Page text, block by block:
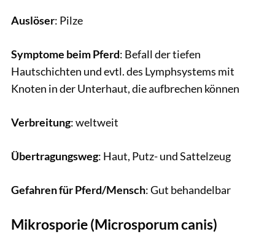
Auslöser: Pilze
Symptome beim Pferd: Befall der tiefen
Hautschichten und evtl. des Lymphsystems mit
Knoten in der Unterhaut, die aufbrechen können
Verbreitung: weltweit
Übertragungsweg: Haut, Putz- und Sattelzeug
Gefahren für Pferd/Mensch: Gut behandelbar
Mikrosporie (Microsporum canis)